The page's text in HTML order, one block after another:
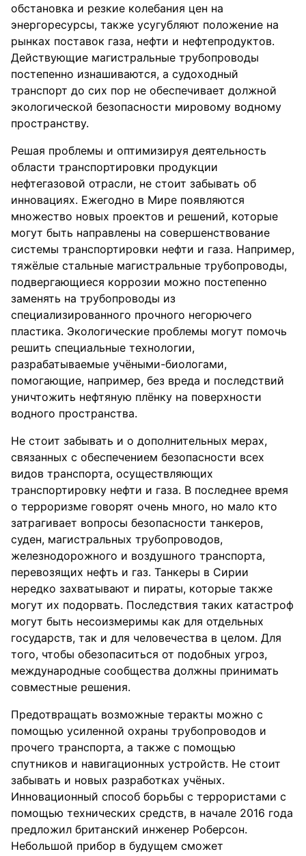
обстановка и резкие колебания цен на
энергоресурсы, также усугубляют положение на
рынках поставок газа, нефти и нефтепродуктов.
Действующие магистральные трубопроводы
постепенно изнашиваются, а судоходный
транспорт до сих пор не обеспечивает должной
экологической безопасности мировому водному
пространству.
Решая проблемы и оптимизируя деятельность
области транспортировки продукции
нефтегазовой отрасли, не стоит забывать об
инновациях. Ежегодно в Мире появляются
множество новых проектов и решений, которые
могут быть направлены на совершенствование
системы транспортировки нефти и газа. Например,
тяжёлые стальные магистральные трубопроводы,
подвергающиеся коррозии можно постепенно
заменять на трубопроводы из
специализированного прочного негорючего
пластика. Экологические проблемы могут помочь
решить специальные технологии,
разрабатываемые учёными-биологами,
помогающие, например, без вреда и последствий
уничтожить нефтяную плёнку на поверхности
водного пространства.
Не стоит забывать и о дополнительных мерах,
связанных с обеспечением безопасности всех
видов транспорта, осуществляющих
транспортировку нефти и газа. В последнее время
о терроризме говорят очень много, но мало кто
затрагивает вопросы безопасности танкеров,
суден, магистральных трубопроводов,
железнодорожного и воздушного транспорта,
перевозящих нефть и газ. Танкеры в Сирии
нередко захватывают и пираты, которые также
могут их подорвать. Последствия таких катастроф
могут быть несоизмеримы как для отдельных
государств, так и для человечества в целом. Для
того, чтобы обезопаситься от подобных угроз,
международные сообщества должны принимать
совместные решения.
Предотвращать возможные теракты можно с
помощью усиленной охраны трубопроводов и
прочего транспорта, а также с помощью
спутников и навигационных устройств. Не стоит
забывать и новых разработках учёных.
Инновационный способ борьбы с террористами с
помощью технических средств, в начале 2016 года
предложил британский инженер Роберсон.
Небольшой прибор в будущем сможет